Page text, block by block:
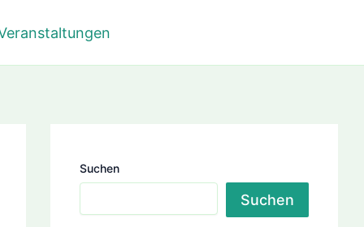
Suchen
Suchen